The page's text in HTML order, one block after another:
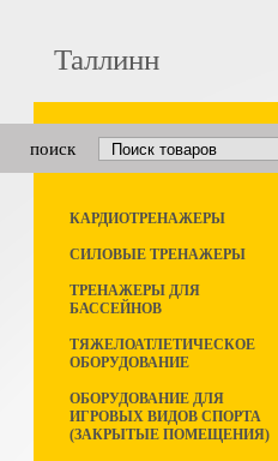
Таллинн
поиск
КАРДИОТРЕНАЖЕРЫ
СИЛОВЫЕ ТРЕНАЖЕРЫ
ТРЕНАЖЕРЫ ДЛЯ
БАССЕЙНОВ
ТЯЖЕЛОАТЛЕТИЧЕСКОЕ
ОБОРУДОВАНИЕ
ОБОРУДОВАНИЕ ДЛЯ
ИГРОВЫХ ВИДОВ СПОРТА
(ЗАКРЫТЫЕ ПОМЕЩЕНИЯ)